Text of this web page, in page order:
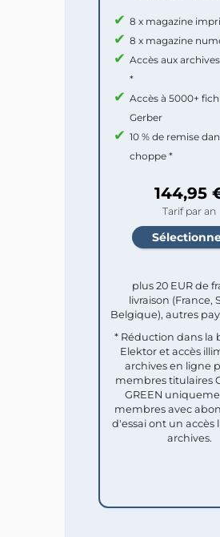
8 x magazine
8 x magazine
Accès aux
*
Accès à 5000+
Gerber
10 % de remise
choppe *
144,95
Tarif par an
plus 20 EUR de
livraison (France,
Belgique), autres
* Réduction dans la
Elektor et accès
archives en ligne
membres titulaires
GREEN
membres avec
d'essai ont un accès
archives.